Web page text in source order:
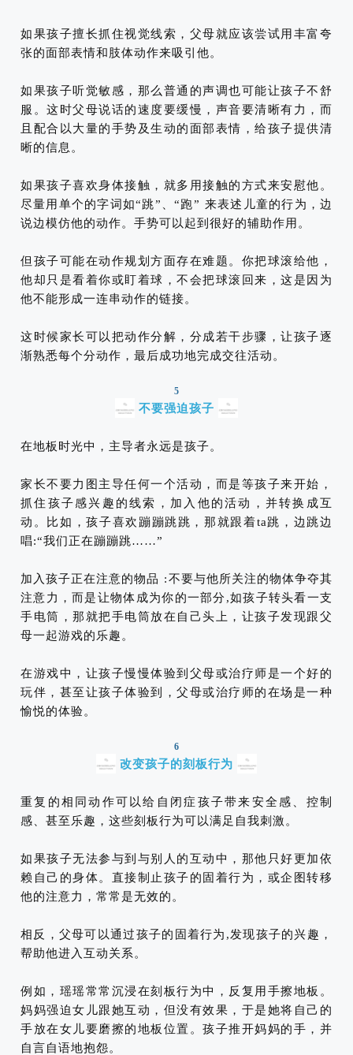
如果孩子擅长抓住视觉线索，父母就应该尝试用丰富夸
张的面部表情和肢体动作来吸引他。
如果孩子听觉敏感，那么普通的声调也可能让孩子不舒
服。这时父母说话的速度要缓慢，声音要清晰有力，而
且配合以大量的手势及生动的面部表情，给孩子提供清
晰的信息。
如果孩子喜欢身体接触，就多用接触的方式来安慰他。
尽量用单个的字词如“跳”、“跑” 来表述儿童的行为，边
说边模仿他的动作。手势可以起到很好的辅助作用。
但孩子可能在动作规划方面存在难题。你把球滚给他，
他却只是看着你或盯着球，不会把球滚回来，这是因为
他不能形成一连串动作的链接。
这时候家长可以把动作分解，分成若干步骤，让孩子逐
渐熟悉每个分动作，最后成功地完成交往活动。
5
不要强迫孩子
在地板时光中，主导者永远是孩子。
家长不要力图主导任何一个活动，而是等孩子来开始，
抓住孩子感兴趣的线索，加入他的活动，并转换成互
动。比如，孩子喜欢蹦蹦跳跳，那就跟着ta跳，边跳边
唱:“我们正在蹦蹦跳……”
加入孩子正在注意的物品 :不要与他所关注的物体争夺其
注意力，而是让物体成为你的一部分,如孩子转头看一支
手电筒，那就把手电筒放在自己头上，让孩子发现跟父
母一起游戏的乐趣。
在游戏中，让孩子慢慢体验到父母或治疗师是一个好的
玩伴，甚至让孩子体验到，父母或治疗师的在场是一种
愉悦的体验。
6
改变孩子的刻板行为
重复的相同动作可以给自闭症孩子带来安全感、控制
感、甚至乐趣，这些刻板行为可以满足自我刺激。
如果孩子无法参与到与别人的互动中，那他只好更加依
赖自己的身体。直接制止孩子的固着行为，或企图转移
他的注意力，常常是无效的。
相反，父母可以通过孩子的固着行为,发现孩子的兴趣，
帮助他进入互动关系。
例如，瑶瑶常常沉浸在刻板行为中，反复用手擦地板。
妈妈强迫女儿跟她互动，但没有效果，于是她将自己的
手放在女儿要磨擦的地板位置。孩子推开妈妈的手，并
自言自语地抱怨。